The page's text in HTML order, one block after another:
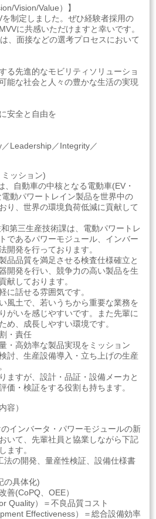
Vision/Value）】
制定しました。ぜひ経験者採用の
に共感いただけますと幸いです。
、面接などの選考プロセスにおいて
る先進的なモビリティソリューショ
能な社会と人々の豊かな生活の実現
安全と自由を
Leadership／Integrity／
ッション)
、自動車の中核となる電動車(EV・
動パワートレイン製品を世界中の
り、世界の環境負荷低減に貢献して
第三生産技術課は、電動パワートレ
であるパワーモジュール、インバー
開発を行っております。
品品質を満足させる検査仕様確立と
開発を行い、競争力の高い製品を生
献しております。
に話せる雰囲気です。
風土で、若いうちから重要な業務を
がいを感じやすいです。また先輩に
め、成長しやすい環境です。
・責任
・高効率な製品実現をミッション
討、生産設備導入・立ち上げの生産
ますが、設計・品証・設備メーカと
価・検証をする役割も持ちます。
容）
インバータ・パワーモジュールの新
いて、先輩社員と協業しながら下記
ます。
法の開発、量産性検証、設備仕様書
の具体化)
善(CoPQ、OEE）
Quality）＝不良品質コスト
Effectiveness）＝総合設備効率